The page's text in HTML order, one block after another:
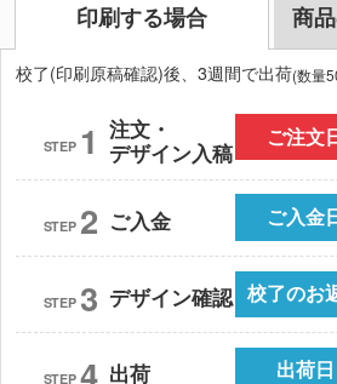
印刷する場合 商
校了(印刷原稿確認)後、3週間で出荷(数量
STEP 1 注文・
デザイン入稿
ご注文
STEP 2 ご入金 ご入金
STEP 3 デザイン確認 校了のお
STEP 4 出荷 出荷日